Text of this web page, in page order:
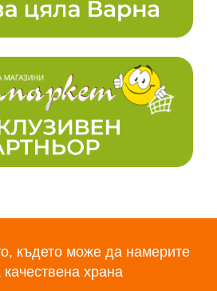
където може да намерите
качествена храна